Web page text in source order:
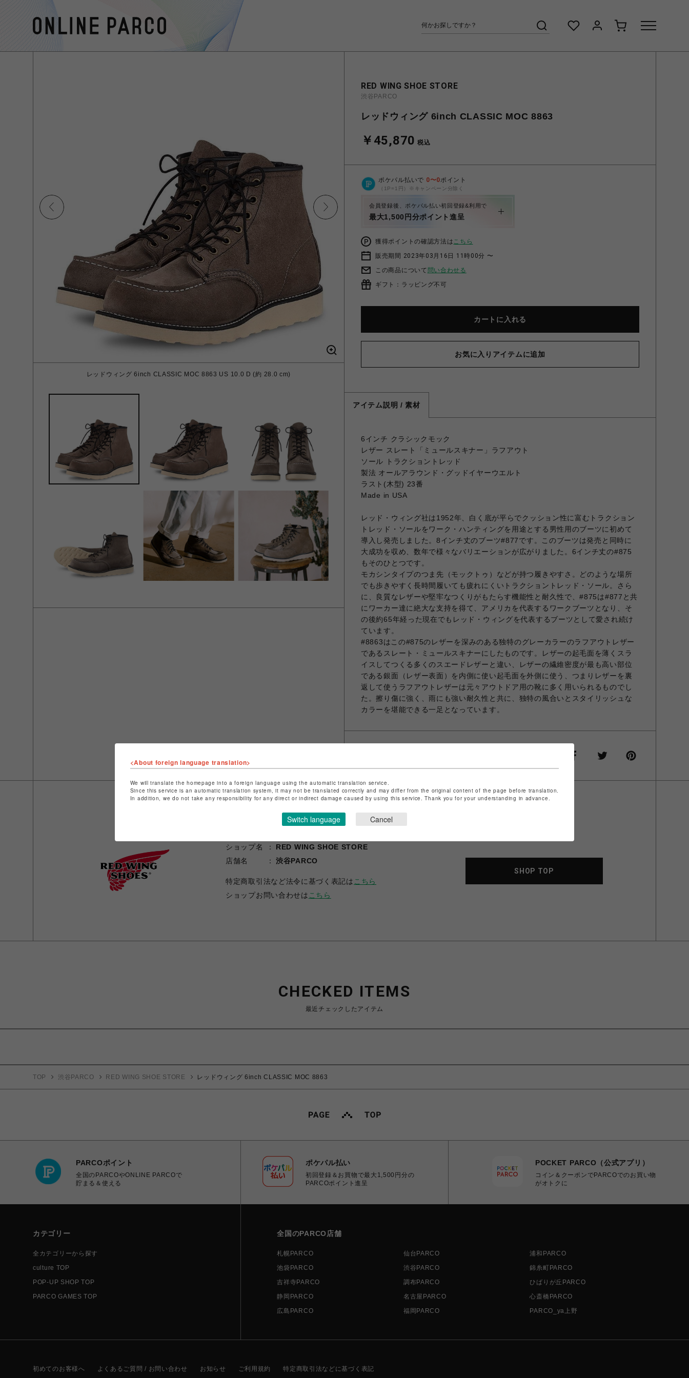
レッドウィング 6inch CLASSIC MOC 8863 US 10.0 D (約 28.0 cm)
RED WING SHOE STORE
渋谷PARCO
レッドウィング 6inch CLASSIC MOC 8863
￥45,870 税込
ポケパル払いで 0〜0ポイント
（1P=1円）※キャンペーン分除く
会員登録後、ポケパル払い初回登録&利用で
最大1,500円分ポイント進呈
獲得ポイントの確認方法はこちら
販売期間 2023年03月16日 11時00分 〜
この商品について 問い合わせる
ギフト：ラッピング不可
カートに入れる
お気に入りアイテムに追加
アイテム説明 / 素材
6インチ クラシックモック
レザー スレート「ミュールスキナー」ラフアウト
ソール トラクショントレッド
製法 オールアラウンド・グッドイヤーウエルト
ラスト(木型) 23番
Made in USA
レッド・ウィング社は1952年、白く底が平らでクッション性に富むトラクション
トレッド・ソールをワーク・ハンティングを用途とする男性用のブーツに初めて
導入し発売しました。8インチ丈のブーツ#877です。このブーツは発売と同時に
大成功を収め、数年で様々なバリエーションが広がりました。6インチ丈の#875
もそのひとつです。
モカシンタイプのつま先（モックトゥ）などが持つ履きやすさ。どのような場所
でも歩きやすく長時間履いても疲れにくいトラクショントレッド・ソール。さら
に、良質なレザーや堅牢なつくりがもたらす機能性と耐久性で、#875は#877と共
にワーカー達に絶大な支持を得て、アメリカを代表するワークブーツとなり、そ
の後約65年経った現在でもレッド・ウィングを代表するブーツとして愛され続け
ています。
#8863はこの#875のレザーを深みのある独特のグレーカラーのラフアウトレザー
であるスレート・ミュールスキナーにしたものです。レザーの起毛面を薄くスラ
イスしてつくる多くのスエードレザーと違い、レザーの繊維密度が最も高い部位
である銀面（レザー表面）を内側に使い起毛面を外側に使う、つまりレザーを裏
返して使うラフアウトレザーは元々アウトドア用の靴に多く用いられるものでし
た。擦り傷に強く、雨にも強い耐久性と共に、独特の風合いとスタイリッシュな
カラーを堪能できる一足となっています。
ショップ名
RED WING SHOE STORE
店舗名
渋谷PARCO
特定商取引法など法令に基づく表記は こちら
ショップお問い合わせは こちら
SHOP TOP
CHECKED ITEMS
最近チェックしたアイテム
TOP 渋谷PARCO RED WING SHOE STORE レッドウィング 6inch CLASSIC MOC 8863
PARCOポイント
全国のPARCOやONLINE PARCOで
貯まる＆使える
ポケパル払い
初回登録＆お買物で最大1,500円分の
PARCOポイント進呈
POCKET PARCO（公式アプリ）
コイン＆クーポンでPARCOでのお買い物
がオトクに
カテゴリー
全カテゴリーから探す
culture TOP
POP-UP SHOP TOP
PARCO GAMES TOP
全国のPARCO店舗
札幌PARCO 仙台PARCO
浦和PARCO
池袋PARCO
渋谷PARCO
錦糸町PARCO
吉祥寺PARCO
調布PARCO
ひばりが丘PARCO
静岡PARCO
名古屋PARCO
心斎橋PARCO
広島PARCO
福岡PARCO PARCO_ya上野
初めてのお客様へ よくあるご質問 / お問い合わせ お知らせ ご利用規約 特定商取引法などに基づく表記
<About foreign language translation>
We will translate the homepage into a foreign language using the automatic translation service.
Since this service is an automatic translation system, it may not be translated correctly and may differ from the original content of the page before translation.
In addition, we do not take any responsibility for any direct or indirect damage caused by using this service. Thank you for your understanding in advance.
Switch language Cancel